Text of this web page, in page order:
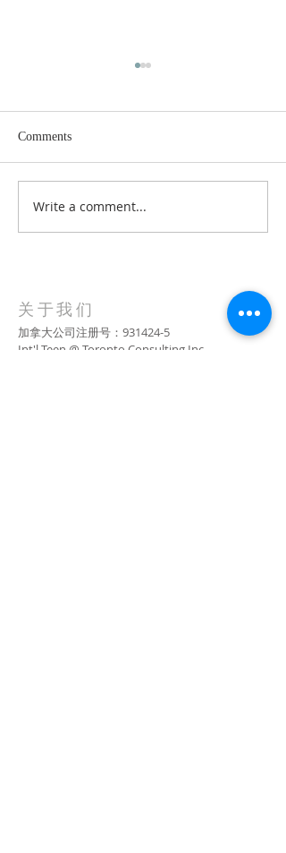
GTA九月返校信息更新
版！不可以给娃送午饭！
Comments
Write a comment...
​关于我们
加拿大公司注册号：931424-5
Int'l Teen @ Toronto Consulting Inc.